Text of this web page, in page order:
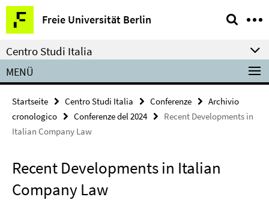
Springe
direkt
zu
Inhalt
Freie Universität Berlin
Service-
Navigation
Centro Studi Italia
MENÜ
Startseite Centro Studi Italia Conferenze
Archivio
cronologico
Conferenze del 2024
Recent Developments in
Italian Company Law
Recent Developments in Italian
Company Law